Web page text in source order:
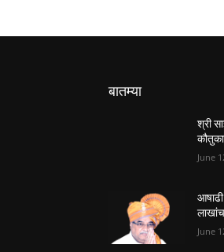
बातम्या
श्री
June
June